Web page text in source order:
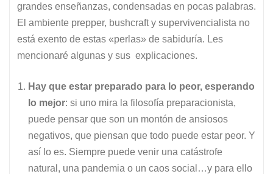
grandes enseñanzas, condensadas en pocas palabras.
El ambiente prepper, bushcraft y supervivencialista no
está exento de estas «perlas» de sabiduría. Les
mencionaré algunas y sus explicaciones.
Hay que estar preparado para lo peor, esperando
lo mejor: si uno mira la filosofía preparacionista,
puede pensar que son un montón de ansiosos
negativos, que piensan que todo puede estar peor. Y
así lo es. Siempre puede venir una catástrofe
natural, una pandemia o un caos social…y para ello